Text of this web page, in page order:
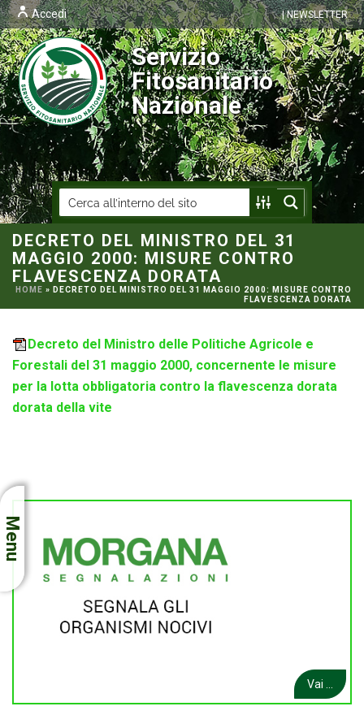
| NEWSLETTER
Accedi
Servizio
Fitosanitario
Nazionale
DECRETO DEL MINISTRO DEL 31
MAGGIO 2000: MISURE CONTRO
FLAVESCENZA DORATA
HOME » DECRETO DEL MINISTRO DEL 31 MAGGIO 2000: MISURE CONTRO
FLAVESCENZA DORATA
Menu
Decreto del Ministro delle Politiche Agricole e
Forestali del 31 maggio 2000, concernente le misure
per la lotta obbligatoria contro la flavescenza dorata
dorata della vite
Vai ...